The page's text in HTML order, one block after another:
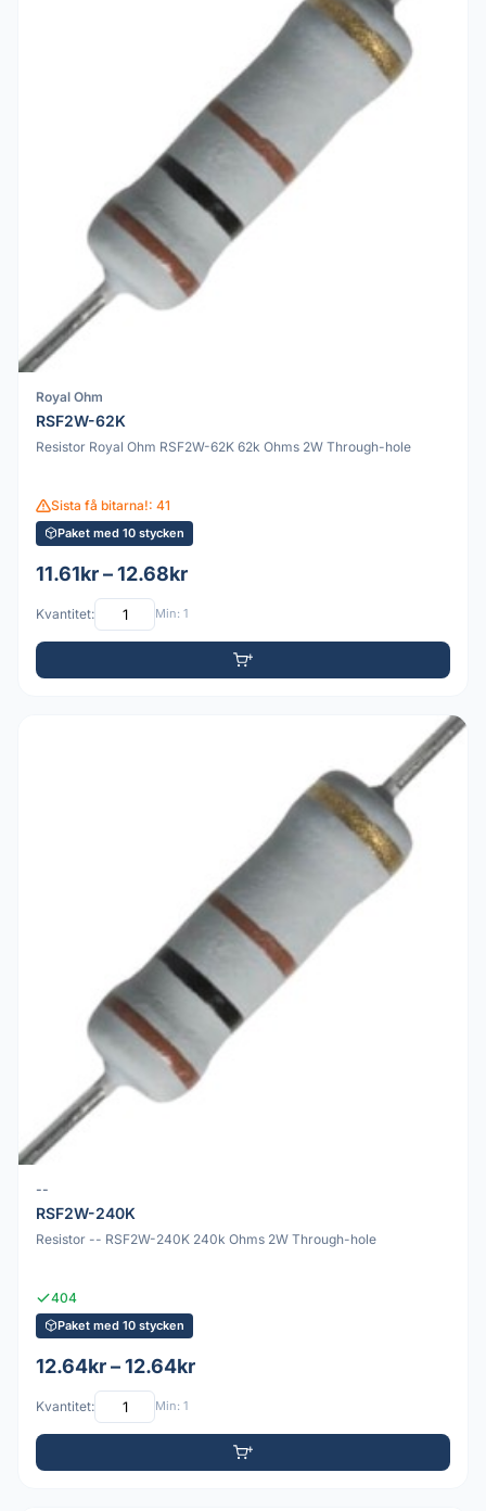
Royal Ohm
RSF2W-62K
Resistor Royal Ohm RSF2W-62K 62k Ohms 2W Through-hole
Sista få bitarna!: 41
Paket med 10 stycken
11.61kr – 12.68kr
Kvantitet: Min: 1
--
RSF2W-240K
Resistor -- RSF2W-240K 240k Ohms 2W Through-hole
404
Paket med 10 stycken
12.64kr – 12.64kr
Kvantitet: Min: 1